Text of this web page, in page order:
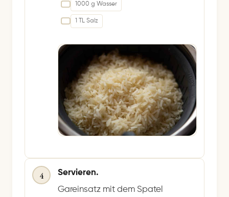
1000 g Wasser
1 TL Salz
4
Servieren.
Gareinsatz mit dem Spatel